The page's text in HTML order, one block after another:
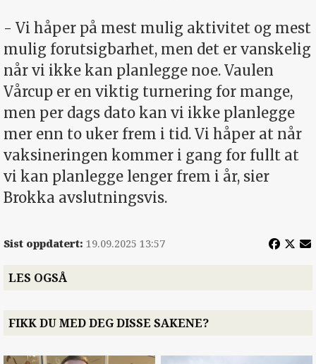
- Vi håper på mest mulig aktivitet og mest
mulig forutsigbarhet, men det er vanskelig
når vi ikke kan planlegge noe. Vaulen
Vårcup er en viktig turnering for mange,
men per dags dato kan vi ikke planlegge
mer enn to uker frem i tid. Vi håper at når
vaksineringen kommer i gang for fullt at
vi kan planlegge lenger frem i år, sier
Brokka avslutningsvis.
Sist oppdatert: 19.09.2025 13:57
LES OGSÅ
FIKK DU MED DEG DISSE SAKENE?